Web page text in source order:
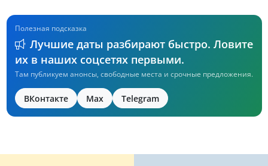
Полезная подсказка
Лучшие даты разбирают быстро. Ловите
их в наших соцсетях первыми.
Там публикуем анонсы, свободные места и срочные предложения.
ВКонтакте Max Telegram